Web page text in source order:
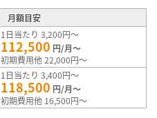
月額目安
1日当たり 3,200円～
112,500 円/月～
初期費用他 22,000円～
1日当たり 3,400円～
118,500 円/月～
初期費用他 16,500円～